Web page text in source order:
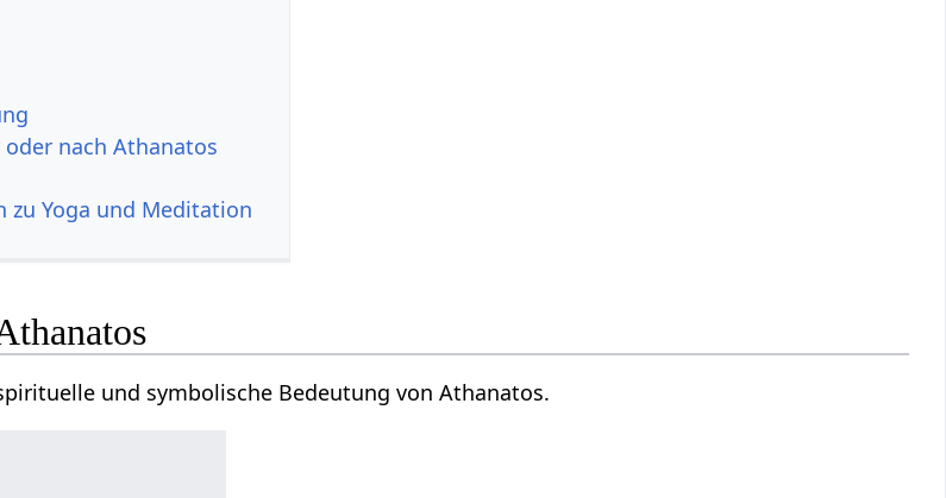
nach Athanatos
Yoga und Meditation
und symbolische Bedeutung von Athanatos.